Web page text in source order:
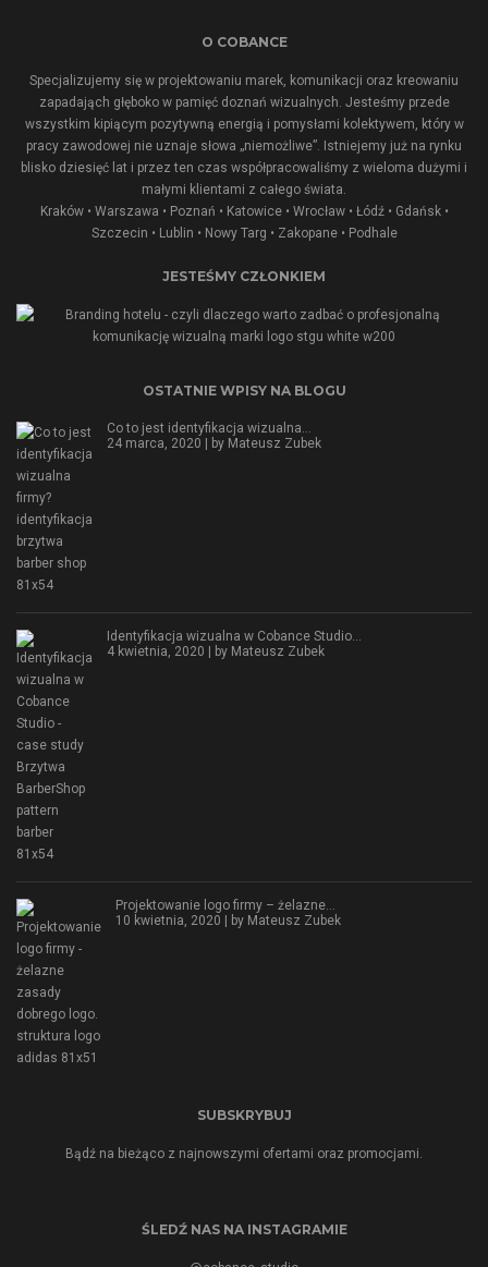
O COBANCE
Specjalizujemy się w projektowaniu marek, komunikacji oraz kreowaniu
zapadająch głęboko w pamięć doznań wizualnych. Jesteśmy przede
wszystkim kipiącym pozytywną energią i pomysłami kolektywem, który w
pracy zawodowej nie uznaje słowa „niemożliwe”. Istniejemy już na rynku
blisko dziesięć lat i przez ten czas współpracowaliśmy z wieloma dużymi i
małymi klientami z całego świata.
Kraków • Warszawa • Poznań • Katowice • Wrocław • Łódź • Gdańsk •
Szczecin • Lublin • Nowy Targ • Zakopane• Podhale
JESTEŚMY CZŁONKIEM
OSTATNIE WPISY NA BLOGU
Co to jest identyfikacja wizualna…
24 marca, 2020 | by Mateusz Zubek
Identyfikacja wizualna w Cobance Studio…
4 kwietnia, 2020 | by Mateusz Zubek
Projektowanie logo firmy – żelazne…
10 kwietnia, 2020 | by Mateusz Zubek
SUBSKRYBUJ
Bądź na bieżąco z najnowszymi ofertami oraz promocjami.
ŚLEDŹ NAS NA INSTAGRAMIE